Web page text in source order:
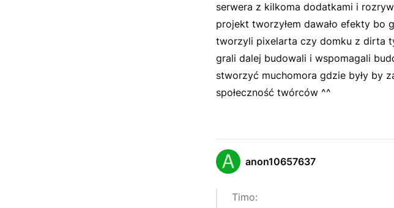
serwera z kilkoma dodatkami i
projekt tworzyłem dawało efekty
tworzyli pixelarta czy domku z dirta
grali dalej budowali i wspomagali
stworzyć muchomora gdzie były by
społeczność twórców ^^
anon10657637
Timo: